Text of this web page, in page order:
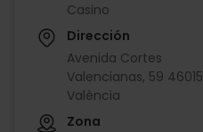
Casino
Dirección
Avenida Cortes
Valencianas, 59 46015
València
Zona